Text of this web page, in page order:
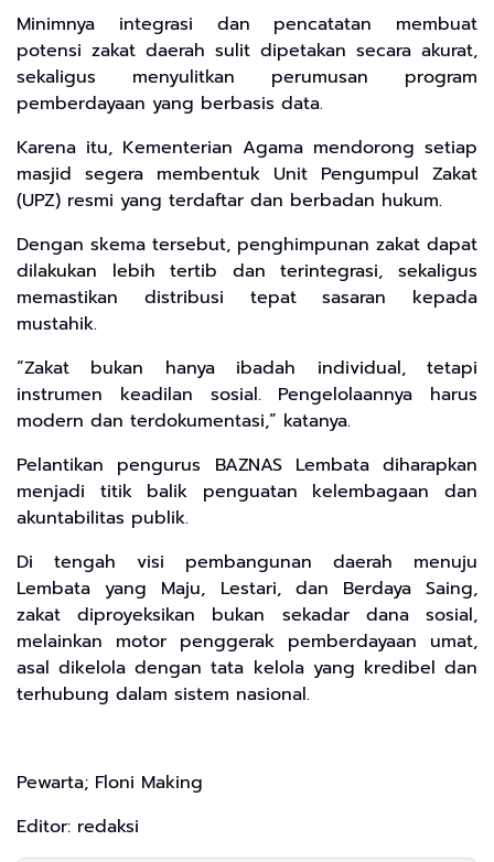
Minimnya integrasi dan pencatatan membuat
potensi zakat daerah sulit dipetakan secara akurat,
sekaligus menyulitkan perumusan program
pemberdayaan yang berbasis data.
Karena itu, Kementerian Agama mendorong setiap
masjid segera membentuk Unit Pengumpul Zakat
(UPZ) resmi yang terdaftar dan berbadan hukum.
Dengan skema tersebut, penghimpunan zakat dapat
dilakukan lebih tertib dan terintegrasi, sekaligus
memastikan distribusi tepat sasaran kepada
mustahik.
“Zakat bukan hanya ibadah individual, tetapi
instrumen keadilan sosial. Pengelolaannya harus
modern dan terdokumentasi,” katanya.
Pelantikan pengurus BAZNAS Lembata diharapkan
menjadi titik balik penguatan kelembagaan dan
akuntabilitas publik.
Di tengah visi pembangunan daerah menuju
Lembata yang Maju, Lestari, dan Berdaya Saing,
zakat diproyeksikan bukan sekadar dana sosial,
melainkan motor penggerak pemberdayaan umat,
asal dikelola dengan tata kelola yang kredibel dan
terhubung dalam sistem nasional.
Pewarta; Floni Making
Editor: redaksi